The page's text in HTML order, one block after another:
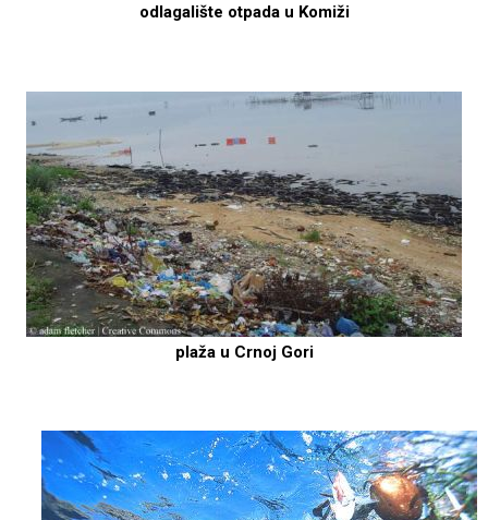
odlagalište otpada u Komiži
plaža u Crnoj Gori